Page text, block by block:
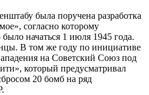
была поручена разработка
согласно которому
начаться 1 июля 1945 года.
В том же году по инициативе
на Советский Союз под
который предусматривал
20 бомб на ряд